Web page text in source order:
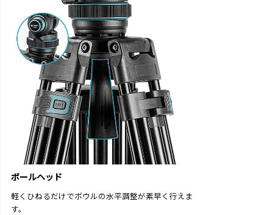
ボールヘッド
軽くひねるだけでボウルの水平調整が素早く行えま
す。